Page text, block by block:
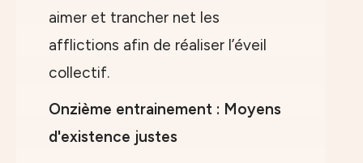
aimer et trancher net les
afflictions afin de réaliser l’éveil
collectif.
Onzième entrainement : Moyens
d'existence justes